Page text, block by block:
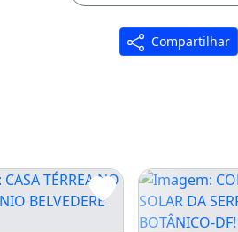
Compartilhar
3 suítes